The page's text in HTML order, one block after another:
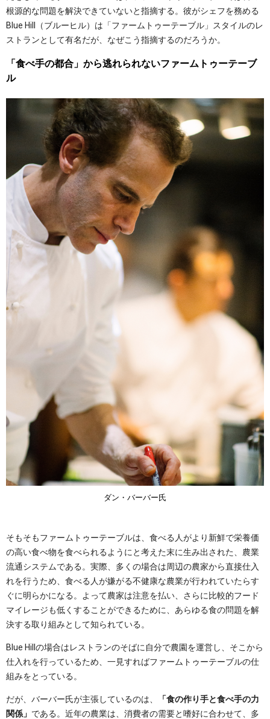
根源的な問題を解決できていないと指摘する。彼がシェフを務める
Blue Hill（ブルーヒル）は「ファームトゥーテーブル」スタイルのレ
ストランとして有名だが、なぜこう指摘するのだろうか。
「食べ手の都合」から逃れられないファームトゥーテーブ
ル
ダン・バーバー氏
そもそもファームトゥーテーブルは、食べる人がより新鮮で栄養価
の高い食べ物を食べられるようにと考えた末に生み出された、農業
流通システムである。実際、多くの場合は周辺の農家から直接仕入
れを行うため、食べる人が嫌がる不健康な農業が行われていたらす
ぐに明らかになる。よって農家は注意を払い、さらに比較的フード
マイレージも低くすることができるために、あらゆる食の問題を解
決する取り組みとして知られている。
Blue Hillの場合はレストランのそばに自分で農園を運営し、そこから
仕入れを行っているため、一見すればファームトゥーテーブルの仕
組みをとっている。
だが、バーバー氏が主張しているのは、
「食の作り手と食べ手の力
関係」 である。近年の農業は、消費者の需要と嗜好に合わせて、多